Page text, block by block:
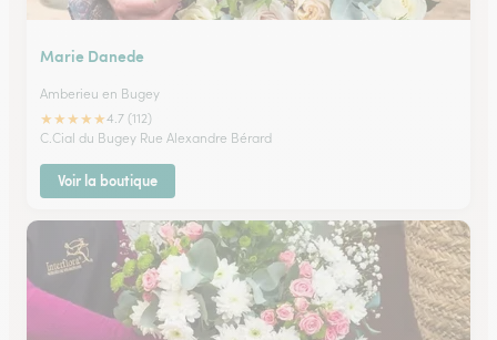
Marie Danede
Amberieu en Bugey
★★★★★4.7 (112)
C.Cial du Bugey Rue Alexandre Bérard
Voir la boutique